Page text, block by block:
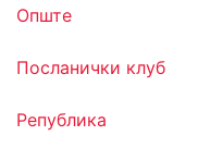
Опште
Посланички клуб
Република